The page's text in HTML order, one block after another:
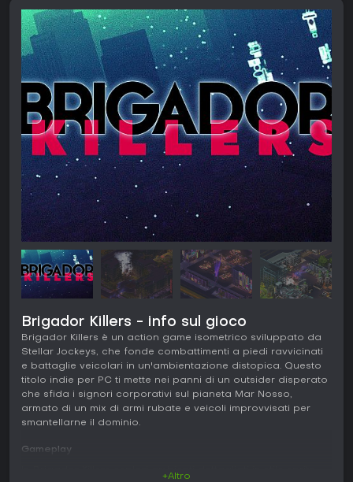
Brigador Killers - info sul gioco
Brigador Killers è un action game isometrico sviluppato da
Stellar Jockeys, che fonde combattimenti a piedi ravvicinati
e battaglie veicolari in un'ambientazione distopica. Questo
titolo indie per PC ti mette nei panni di un outsider disperato
che sfida i signori corporativi sul pianeta Mar Nosso,
armato di un mix di armi rubate e veicoli improvvisati per
smantellarne il dominio.
Gameplay
+Altro